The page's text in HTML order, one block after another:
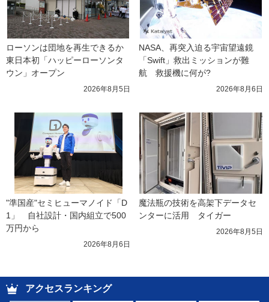
ローソンは団地を再生できるか
東日本初「ハッピーローソンタ
ウン」オープン
2026年8月5日
NASA、再突入迫る宇宙望遠鏡
「Swift」救出ミッションが難
航　救援機に何が?
2026年8月6日
"準国産"セミヒューマノイド「D
1」　自社設計・国内組立で500
万円から
2026年8月6日
魔法瓶の技術を高架下データセ
ンターに活用　タイガー
2026年8月5日
アクセスランキング